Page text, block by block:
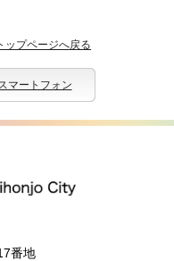
ップページへ戻る
スマートフォン
番地